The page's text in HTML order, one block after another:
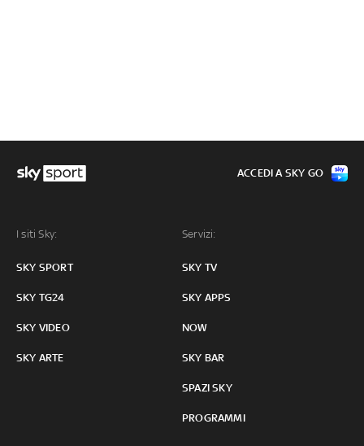
I siti Sky:
SKY SPORT
SKY TG24
SKY VIDEO
SKY ARTE
Servizi:
SKY TV
SKY APPS
NOW
SKY BAR
SPAZI SKY
PROGRAMMI
ACCEDI A SKY GO